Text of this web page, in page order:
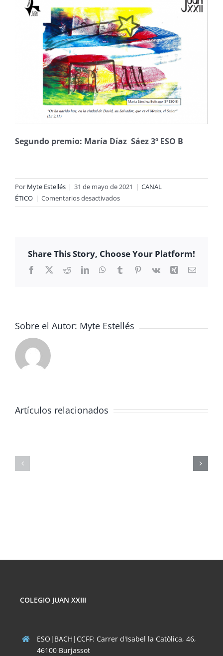
Segundo premio: María Díaz Sáez 3º ESO B
Por Myte Estellés | 31 de mayo de 2021 | CANAL
ÉTICO | Comentarios desactivadosen
CONCURSO
BACHILLER-
CICLOS
Share This Story, Choose Your Platform!
Facebook
X RedditLinkedInWhatsApp
TumblrPinterest
Vk Xing Correo
Sobre el Autor: Myte Estellés
Artículos relacionados
COLEGIO JUAN XXIII
ESO|BACH|CCFF: Carrer d'Isabel la Catòlica, 46,
46100 Burjassot